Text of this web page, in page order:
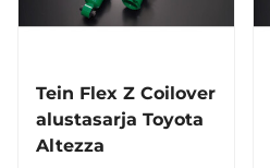
Tein Flex Z Coilover
alustasarja Toyota
Altezza